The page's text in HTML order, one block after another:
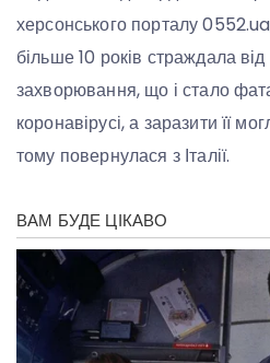
херсонського порталу
більше 10 років страждала від
захворювання, що і стало
коронавірусі, а заразити її
тому повернулася з Італії.